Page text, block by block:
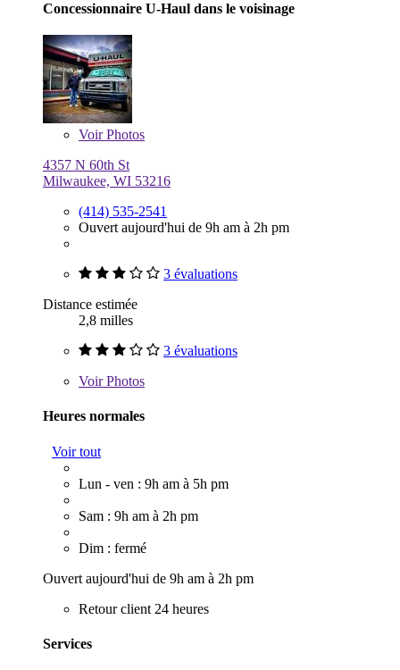
Concessionnaire U-Haul dans le voisinage
VoirPhotos
4357 N 60th St
Milwaukee, WI 53216
(414) 535-2541
Ouvert aujourd'hui de 9h am à 2h pm
3 évaluations
Distance estimée
2,8 milles
3 évaluations
VoirPhotos
Heures normales
Voir tout
Lun - ven : 9h am à 5h pm
Sam : 9h am à 2h pm
Dim : fermé
Ouvert aujourd'hui de 9h am à 2h pm
Retour client 24 heures
Services